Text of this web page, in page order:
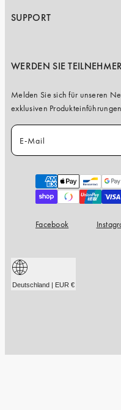
SUPPORT
WERDEN SIE TEILNEHMER
Melden Sie sich für unseren
exklusiven
E-Mail
Zahlungsarten
Facebook
Deutschland | EUR €